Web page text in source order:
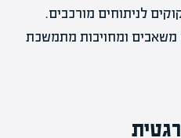
לניתוחים מורכבים.
משאבים ומחויבות מתמשכת